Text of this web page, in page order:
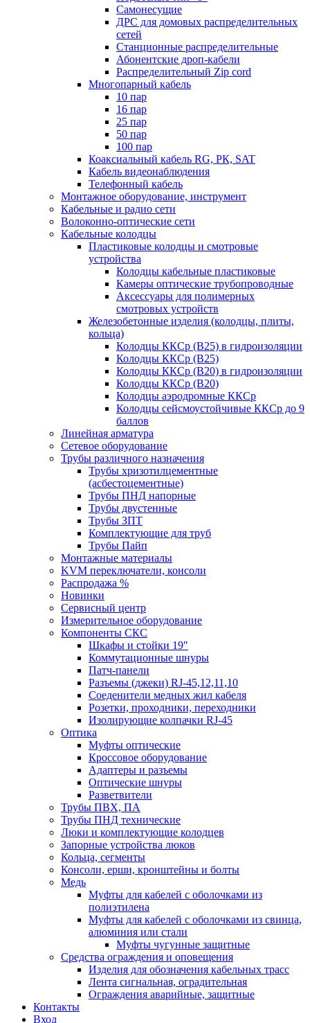
Самонесущие
ДРС для домовых распределительных
сетей
Станционные распределительные
Абонентские дроп-кабели
Распределительный Zip cord
Многопарный кабель
10 пар
16 пар
25 пар
50 пар
100 пар
Коаксиальный кабель RG, РК, SAT
Кабель видеонаблюдения
Телефонный кабель
Монтажное оборудование, инструмент
Кабельные и радио сети
Волоконно-оптические сети
Кабельные колодцы
Пластиковые колодцы и смотровые
устройства
Колодцы кабельные пластиковые
Камеры оптические трубопроводные
Аксессуары для полимерных
смотровых устройств
Железобетонные изделия (колодцы, плиты,
кольца)
Колодцы ККСр (В25) в гидроизоляции
Колодцы ККСр (В25)
Колодцы ККСр (В20) в гидроизоляции
Колодцы ККСр (В20)
Колодцы аэродромные ККСр
Колодцы сейсмоустойчивые ККСр до 9
баллов
Линейная арматура
Сетевое оборудование
Трубы различного назначения
Трубы хризотилцементные
(асбестоцементные)
Трубы ПНД напорные
Трубы двустенные
Трубы ЗПТ
Комплектующие для труб
Трубы Пайп
Монтажные материалы
KVM переключатели, консоли
Распродажа %
Новинки
Сервисный центр
Измерительное оборудование
Компоненты СКС
Шкафы и стойки 19"
Коммутационные шнуры
Патч-панели
Разъемы (джеки) RJ-45,12,11,10
Соеденители медных жил кабеля
Розетки, проходники, переходники
Изолирующие колпачки RJ-45
Оптика
Муфты оптические
Кроссовое оборудование
Адаптеры и разъемы
Оптические шнуры
Разветвители
Трубы ПВХ, ПА
Трубы ПНД технические
Люки и комплектующие колодцев
Запорные устройства люков
Кольца, сегменты
Консоли, ерши, кронштейны и болты
Медь
Муфты для кабелей с оболочками из
полиэтилена
Муфты для кабелей с оболочками из свинца,
алюминия или стали
Муфты чугунные защитные
Средства ограждения и оповещения
Изделия для обозначения кабельных трасс
Лента сигнальная, оградительная
Ограждения аварийные, защитные
Контакты
Вход